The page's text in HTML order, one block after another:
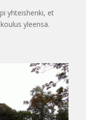
yhteishenki, et
yleensä.